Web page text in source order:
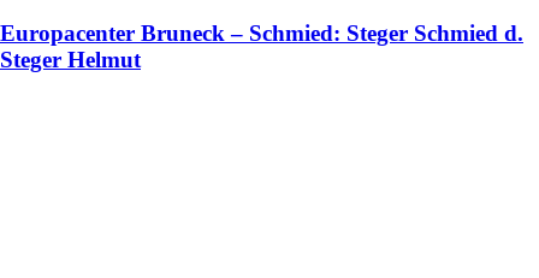
Europacenter Bruneck – Schmied: Steger Schmied d.
Steger Helmut